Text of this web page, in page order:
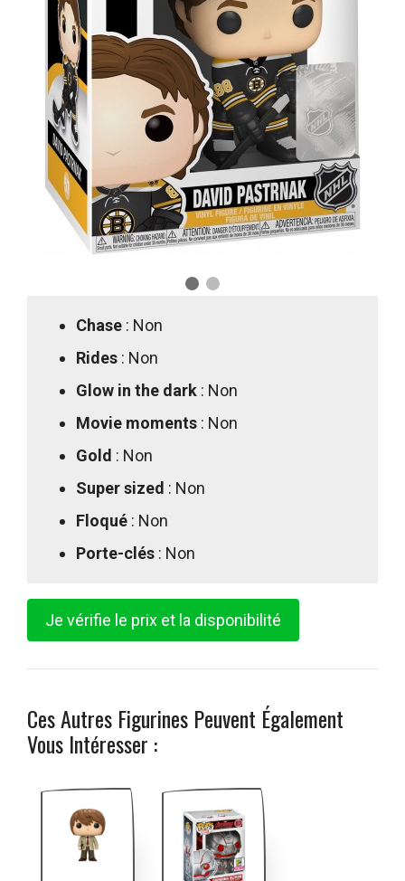
Chase : Non
Rides : Non
Glow in the dark : Non
Movie moments : Non
Gold : Non
Super sized : Non
Floqué : Non
Porte-clés : Non
Je vérifie le prix et la disponibilité
Ces Autres Figurines Peuvent Également
Vous Intéresser :